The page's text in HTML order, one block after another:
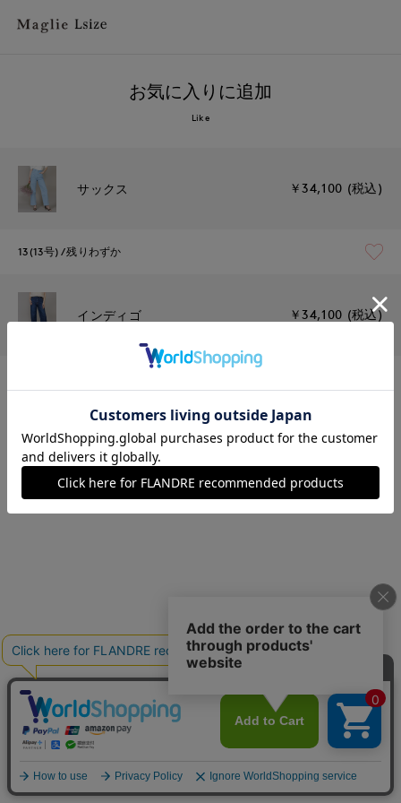
お気に入りに追加
Like
サックス ￥34,100 (税込)
13(13号) 残りわずか
インディゴ ￥34,100 (税込)